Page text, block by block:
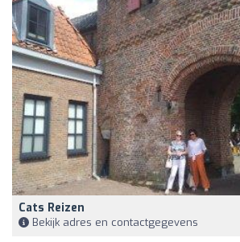
Cats Reizen
Bekijk adres en contactgegevens